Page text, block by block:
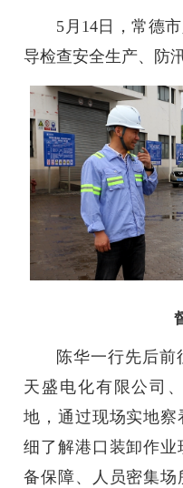
5月14日，常德
导检查安全生产、防
陈华一行先后
天盛电化有限公司
地，通过现场实地
细了解港口装卸作
备保障、人员密集